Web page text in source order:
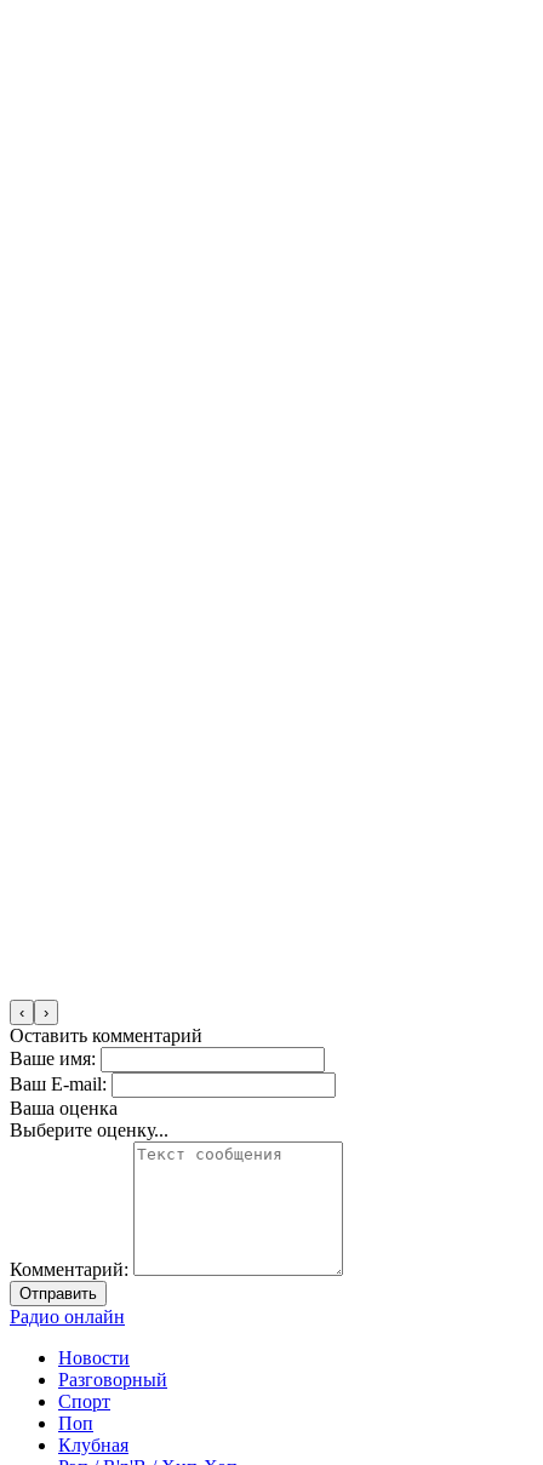
‹ ›
Оставить комментарий
Ваше имя:
Ваш E-mail:
Ваша оценка
Выберите оценку...
Комментарий:
Отправить
Радио онлайн
Новости
Разговорный
Спорт
Поп
Клубная